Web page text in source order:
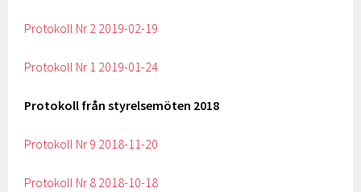
Protokoll Nr 2 2019-02-19
Protokoll Nr 1 2019-01-24
Protokoll från styrelsemöten 2018
Protokoll Nr 9 2018-11-20
Protokoll Nr 8 2018-10-18